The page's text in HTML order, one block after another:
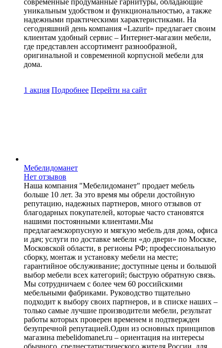
уникальным удобством и функциональностью, а также
надежными практическими характеристиками. На
сегодняшний день компания «Lazurit» предлагает своим
клиентам удобный сервис – Интернет-магазин мебели,
где представлен ассортимент разнообразной,
оригинальной и современной корпусной мебели для
дома.
1 акция Подробнее Перейти на сайт
Мебелидоманет
Нет отзывов
Наша компания "Мебелидоманет" продает мебель
больше 10 лет. За это время мы обрели достойную
репутацию, надежных партнеров, много отзывов от
благодарных покупателей, которые часто становятся
нашими постоянными клиентами.Мы
предлагаем:корпусную и мягкую мебель для дома, офиса
и дач; услуги по доставке мебели «до двери» по Москве,
Московской области, в регионы РФ; профессиональную
сборку, монтаж и установку мебели на месте;
гарантийное обслуживание; доступные цены и большой
выбор мебели всех категорий; быструю обратную связь.
Мы сотрудничаем с более чем 60 российскими
мебельными фабриками. Руководство тщательно
подходит к выбору своих партнеров, и в списке наших –
только самые лучшие производители мебели, результат
работы которых проверен временем и подтвержден
безупречной репутацией.Один из основных принципов
магазина mebelidomanet.ru – ориентация на интересы
обычного, среднестатистического жителя России, для